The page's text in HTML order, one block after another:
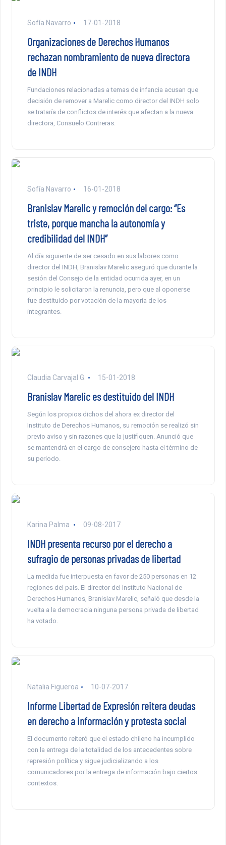
Sofía Navarro 17-01-2018
Organizaciones de Derechos Humanos
rechazan nombramiento de nueva directora
de INDH
Fundaciones relacionadas a temas de infancia acusan que
decisión de remover a Marelic como director del INDH solo
se trataría de conflictos de interés que afectan a la nueva
directora, Consuelo Contreras.
Sofía Navarro 16-01-2018
Branislav Marelic y remoción del cargo: “Es
triste, porque mancha la autonomía y
credibilidad del INDH”
Al día siguiente de ser cesado en sus labores como
director del INDH, Branislav Marelic aseguró que durante la
sesión del Consejo de la entidad ocurrida ayer, en un
principio le solicitaron la renuncia, pero que al oponerse
fue destituido por votación de la mayoría de los
integrantes.
Claudia Carvajal G. 15-01-2018
Branislav Marelic es destituido del INDH
Según los propios dichos del ahora ex director del
Instituto de Derechos Humanos, su remoción se realizó sin
previo aviso y sin razones que la justifiquen. Anunció que
se mantendrá en el cargo de consejero hasta el término de
su periodo.
Karina Palma 09-08-2017
INDH presenta recurso por el derecho a
sufragio de personas privadas de libertad
La medida fue interpuesta en favor de 250 personas en 12
regiones del país. El director del Instituto Nacional de
Derechos Humanos, Branislav Marelic, señaló que desde la
vuelta a la democracia ninguna persona privada de libertad
ha votado.
Natalia Figueroa 10-07-2017
Informe Libertad de Expresión reitera deudas
en derecho a información y protesta social
El documento reiteró que el estado chileno ha incumplido
con la entrega de la totalidad de los antecedentes sobre
represión política y sigue judicializando a los
comunicadores por la entrega de información bajo ciertos
contextos.